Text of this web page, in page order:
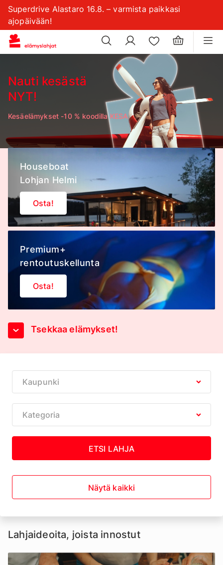
Superdrive Alastaro 16.8. – varmista paikkasi
ajopäivään!
Nauti kesästä
NYT!
Kesäelämykset -10 % koodilla KESA
Tsekkaa elämykset!
Premium+
rentoutuskellunta
Osta!
Houseboat
Lohjan Helmi
Osta!
Kaupunki
Kategoria
ETSI LAHJA
Näytä kaikki
Lahjaideoita, joista innostut